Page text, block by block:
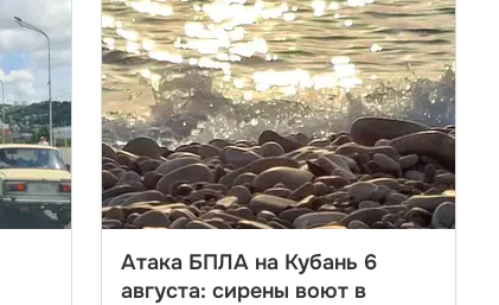
Атака БПЛА на Кубань 6
августа: сирены воют в